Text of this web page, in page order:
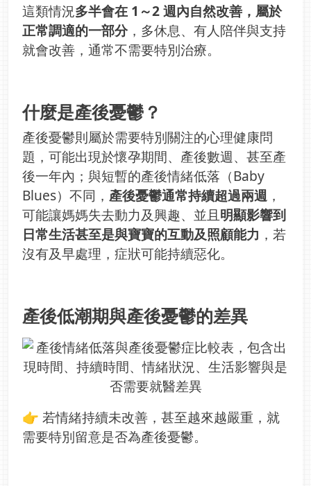
這類情況多半會在 1～2 週內自然改善，屬於
正常調適的一部分，多休息、有人陪伴與支持
就會改善，通常不需要特別治療。
什麼是產後憂鬱？
產後憂鬱則屬於需要特別關注的心理健康問
題，可能出現於懷孕期間、產後數週、甚至產
後一年內；與短暫的產後情緒低落（Baby
Blues）不同， 產後憂鬱通常持續超過兩週 ，
可能讓媽媽失去動力及興趣、並且明顯影響到
日常生活甚至是與寶寶的互動及照顧能力 ，若
沒有及早處理，症狀可能持續惡化。
產後低潮期與產後憂鬱的差異
👉 若情緒持續未改善，甚至越來越嚴重，就
需要特別留意是否為產後憂鬱。